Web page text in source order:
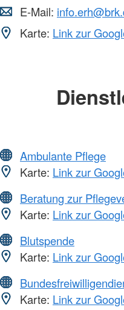
E-Mail:
Karte: Link zur
Ambulante Pflege
Karte: Link zur
Beratung zur
Karte: Link zur
Blutspende
Karte: Link zur
Karte: Link zur